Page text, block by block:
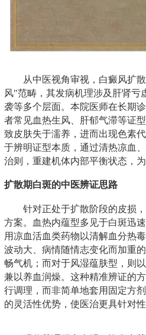
从中医视角审视，白癜风扩
风"范畴，其发病机理涉及肝肾亏
袭等多个层面。本院医师在长期
者常见血热生风、肝郁气滞等证
致皮肤失于濡养，进而出现色素
于辨明证型本质，通过清热凉血
治则，重建机体内部平衡状态，
扩散期白斑的中医辨证思路
针对正处于扩散阶段的皮损
方案。血热内蕴型多见于白斑迅
用凉血活血类药物以清解血分热
波动大、病情随情志变化而加重
畅气机；而对于风湿蕴肤型，则
兼以养血润燥。这种精准辨证的
行调理，而非简单地套用固定方
的灵活性优势，使医治更具针对性